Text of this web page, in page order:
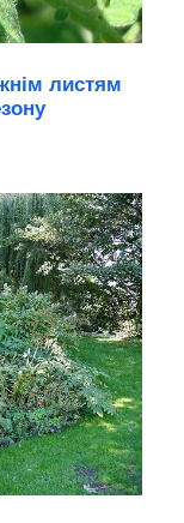
листям